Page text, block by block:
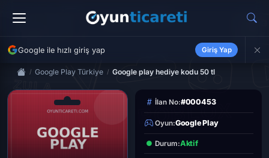
Google ile hızlı giriş yap Giriş Yap
Google Play Türkiye Google play hediye kodu 50 tl
İlan No:#000453
Oyun:Google Play
Durum:Aktif